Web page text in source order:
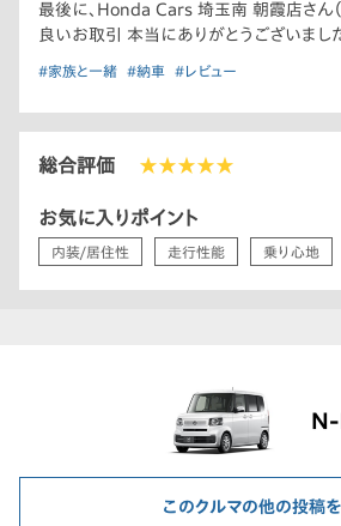
最後に、Honda Cars 埼玉南 朝霞店さん（
良いお取引 本当にありがとうございまし
#家族と一緒 #納車 #レビュー
総合評価 ★★★★★
お気に入りポイント
内装/居住性 走行性能 乗り心地
このクルマの他の投稿